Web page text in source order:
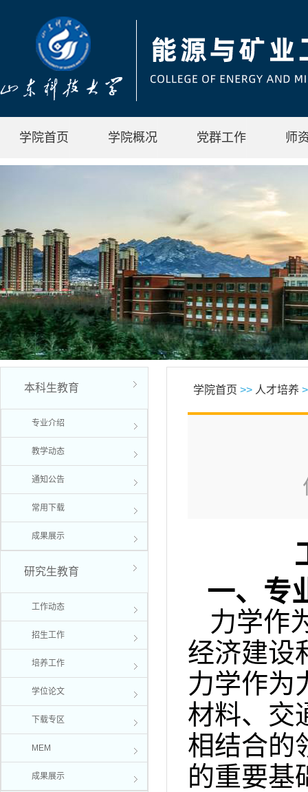
学院首页 学院概况 党群工作 师
本科生教育
专业介绍
教学动态
通知公告
常用下载
成果展示
研究生教育
工作动态
招生工作
培养工作
学位论文
下载专区
MEM
成果展示
学院首页 >> 人才培养
一、专
力学作
经济建设
力学作为
材料、交
相结合的
的重要基